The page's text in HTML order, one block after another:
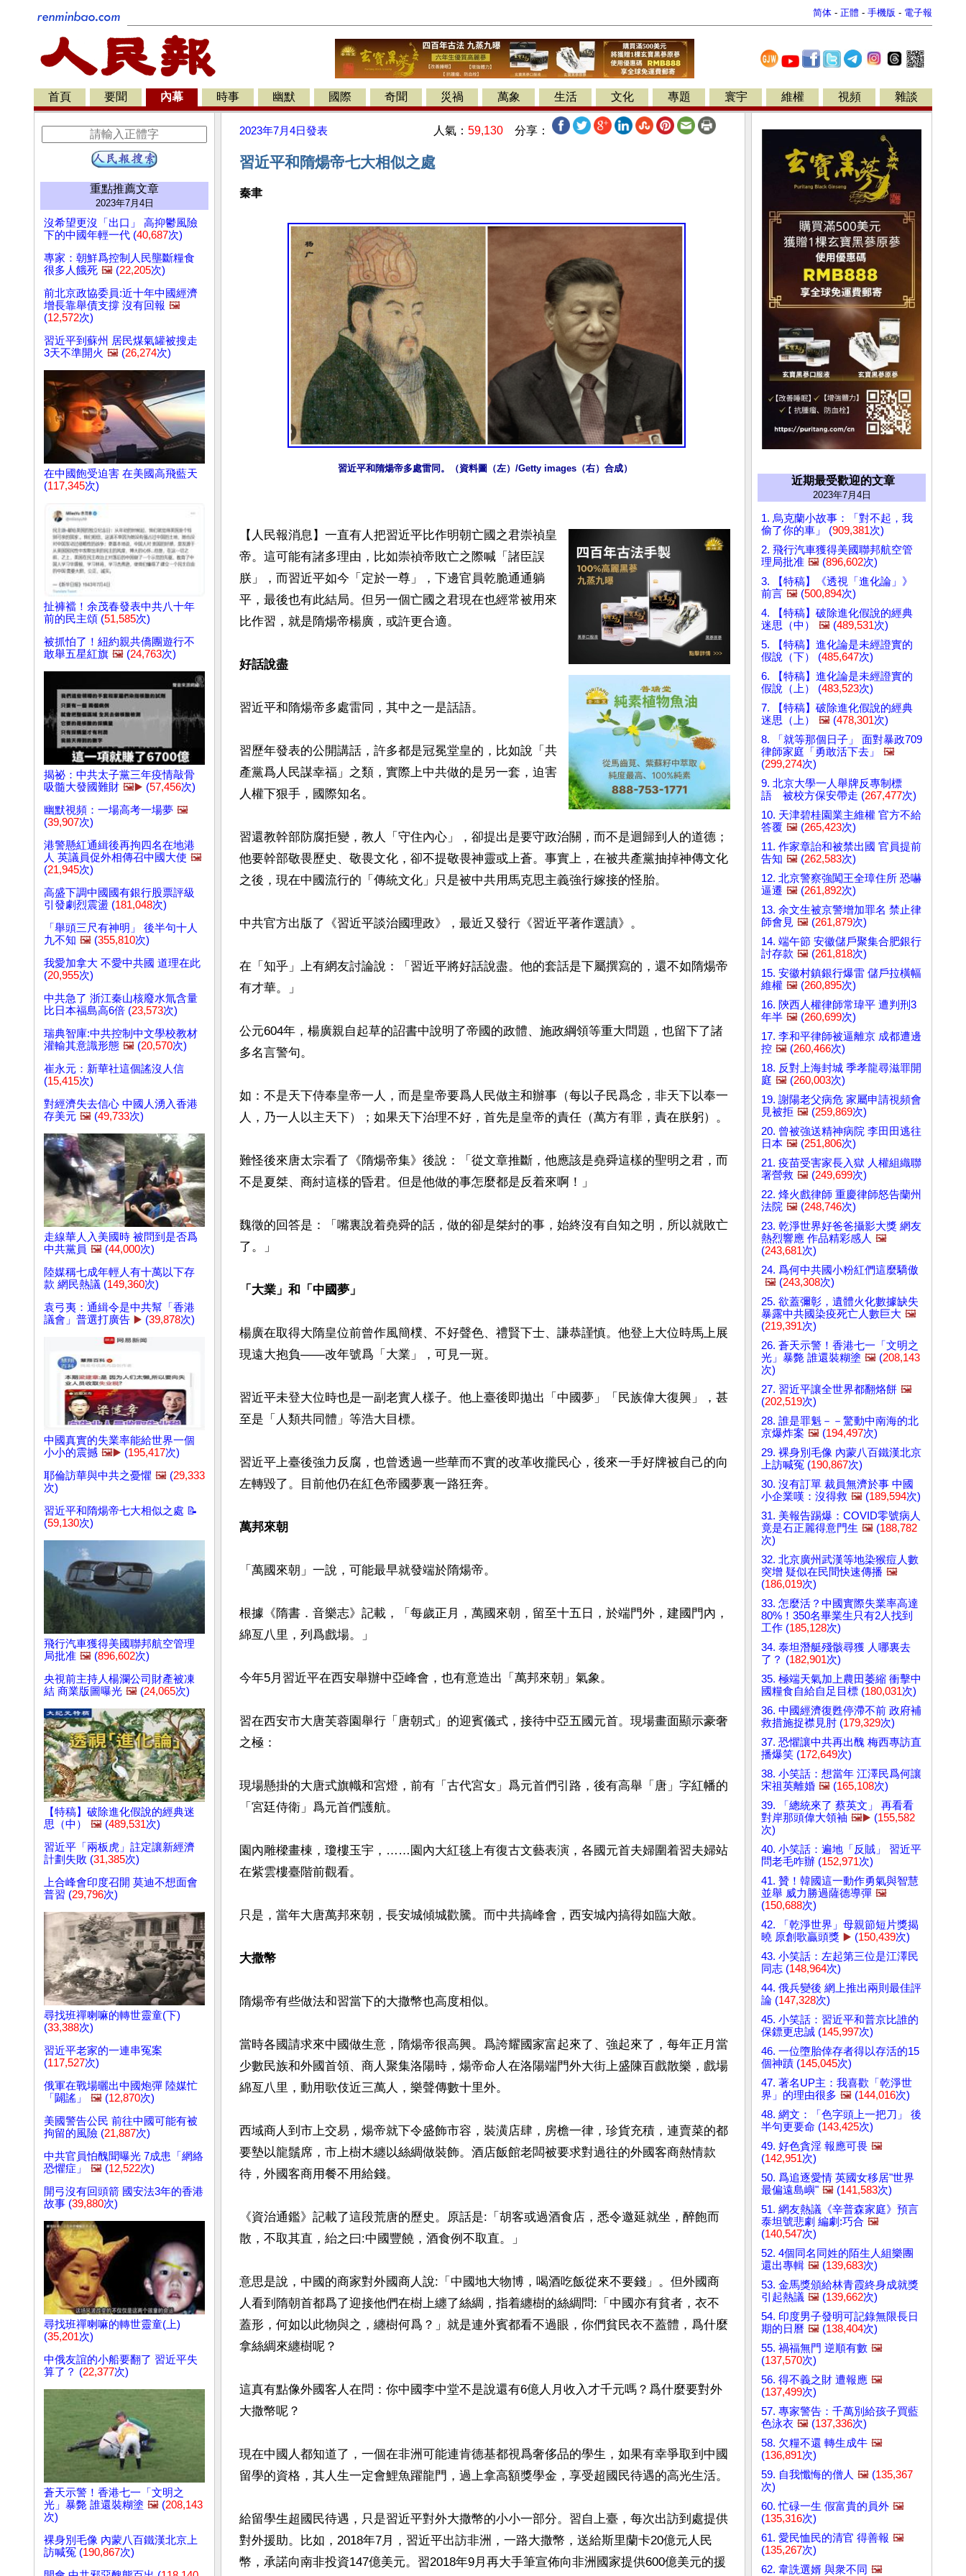
简体 - 正體 - 手機版 - 電子報
首頁 要聞 內幕 時事 幽默 國際 奇聞 災禍 萬象 生活 文化 專題 寰宇 維權 視頻 雜談
重點推薦文章
2023年7月4日
沒希望更沒「出口」 高抑鬱風險
下的中國年輕一代 (40,687次)
專家：朝鮮爲控制人民壟斷糧食
很多人餓死 🖼️ (22,205次)
前北京政協委員:近十年中國經濟
增長靠舉債支撐 沒有回報 🖼️
(12,572次)
習近平到蘇州 居民煤氣罐被搜走
3天不準開火 🖼️ (26,274次)
在中國飽受迫害 在美國高飛藍天
(117,345次)
扯褲襠！余茂春發表中共八十年
前的民主頌 (51,585次)
被抓怕了！紐約親共僑團遊行不
敢舉五星紅旗 🖼️ (24,763次)
揭祕：中共太子黨三年疫情敲骨
吸髓大發國難財 🖼️▶️ (57,456次)
幽默視頻：一場高考一場夢 🖼️
(39,907次)
港警懸紅通緝後再拘四名在地港
人 英議員促外相傳召中國大使 🖼️
(21,945次)
高盛下調中國國有銀行股票評級
引發劇烈震盪 (181,048次)
「舉頭三尺有神明」 後半句十人
九不知 🖼️ (355,810次)
我愛加拿大 不愛中共國 道理在此
(20,955次)
中共急了 浙江秦山核廢水氚含量
比日本福島高6倍 (23,573次)
瑞典智庫:中共控制中文學校教材
灌輸其意識形態 🖼️ (20,570次)
崔永元：新華社這個謠沒人信
(15,415次)
對經濟失去信心 中國人湧入香港
存美元 🖼️ (49,733次)
走線華人入美國時 被問到是否爲
中共黨員 🖼️ (44,000次)
陸媒稱七成年輕人有十萬以下存
款 網民熱議 (149,360次)
袁弓夷：通緝令是中共幫「香港
議會」普選打廣告 ▶️ (39,878次)
中國真實的失業率能給世界一個
小小的震撼 🖼️▶️ (195,417次)
耶倫訪華與中共之憂懼 🖼️ (29,333
次)
習近平和隋煬帝七大相似之處 📝
(59,130次)
飛行汽車獲得美國聯邦航空管理
局批准 🖼️ (896,602次)
央視前主持人楊瀾公司財產被凍
結 商業版圖曝光 🖼️ (24,065次)
【特稿】破除進化假說的經典迷
思（中）
🖼️ (489,531次)
習近平「兩板虎」註定讓新經濟
計劃失敗 (31,385次)
上合峰會印度召開 莫迪不想面會
普習 (29,796次)
尋找班禪喇嘛的轉世靈童(下)
(33,388次)
習近平老家的一連串冤案
(117,527次)
俄軍在戰場曬出中國炮彈 陸媒忙
「闢謠」
🖼️ (12,870次)
美國警告公民 前往中國可能有被
拘留的風險 (21,887次)
中共官員怕醜聞曝光 7成患「網絡
恐懼症」
🖼️ (12,522次)
開弓沒有回頭箭 國安法3年的香港
故事 (39,880次)
尋找班禪喇嘛的轉世靈童(上)
(35,201次)
中俄友誼的小船要翻了 習近平失
算了？ (22,377次)
蒼天示警！香港七一「文明之
光」暴斃 誰還裝糊塗 🖼️ (208,143
次)
裸身別毛像 內蒙八百鐵漢北京上
訪喊冤 (190,867次)
2023年7月4日發表 人氣： 59,130 分享：
習近平和隋煬帝七大相似之處
秦聿
習近平和隋煬帝多處雷同。（資料圖（左）/Getty images（右）合成）
【人民報消息】一直有人把習近平比作明朝亡國之君崇禎皇
帝。這可能有諸多理由，比如崇禎帝敗亡之際喊「諸臣誤
朕」，而習近平如今「定於一尊」，下邊官員乾脆通通躺
平，最後也有此結局。但另一個亡國之君現在也經常被用來
比作習，就是隋煬帝楊廣，或許更合適。
好話說盡
習近平和隋煬帝多處雷同，其中之一是話語。
習歷年發表的公開講話，許多都是冠冕堂皇的，比如說「共
產黨爲人民謀幸福」之類，實際上中共做的是另一套，迫害
人權下狠手，國際知名。
習還教幹部防腐拒變，教人「守住內心」，卻提出是要守政治關，而不是迴歸到人的道德；
他要幹部敬畏歷史、敬畏文化，卻不提敬畏神靈或上蒼。事實上，在被共產黨抽掉神傳文化
之後，現在中國流行的「傳統文化」只是被中共用馬克思主義強行嫁接的怪胎。
中共官方出版了《習近平談治國理政》，最近又發行《習近平著作選讀》。
在「知乎」上有網友討論說：「習近平將好話說盡。他的套話是下屬撰寫的，還不如隋煬帝
有才華。」
公元604年，楊廣親自起草的詔書中說明了帝國的政體、施政綱領等重大問題，也留下了諸
多名言警句。
如：不是天下侍奉皇帝一人，而是皇帝要爲人民做主和辦事（每以子民爲念，非天下以奉一
人，乃一人以主天下）；如果天下治理不好，首先是皇帝的責任（萬方有罪，責在朕躬）。
難怪後來唐太宗看了《隋煬帝集》後說：「從文章推斷，他應該是堯舜這樣的聖明之君，而
不是夏桀、商紂這樣的昏君。但是他做的事怎麼都是反着來啊！」
魏徵的回答是：「嘴裏說着堯舜的話，做的卻是桀紂的事，始終沒有自知之明，所以就敗亡
了。」
「大業」和「中國夢」
楊廣在取得大隋皇位前曾作風簡樸、不好聲色、禮賢下士、謙恭謹慎。他登上大位時馬上展
現遠大抱負——改年號爲「大業」，可見一斑。
習近平未登大位時也是一副老實人樣子。他上臺後即拋出「中國夢」「民族偉大復興」，甚
至是「人類共同體」等浩大目標。
習近平上臺後強力反腐，也曾透過一些華而不實的改革收攏民心，後來一手好牌被自己的向
左轉毀了。目前他仍在紅色帝國夢裏一路狂奔。
萬邦來朝
「萬國來朝」一說，可能最早就發端於隋煬帝。
根據《隋書．音樂志》記載，「每歲正月，萬國來朝，留至十五日，於端門外，建國門內，
綿亙八里，列爲戲場。」
今年5月習近平在西安舉辦中亞峰會，也有意造出「萬邦來朝」氣象。
習在西安市大唐芙蓉園舉行「唐朝式」的迎賓儀式，接待中亞五國元首。現場畫面顯示豪奢
之極：
現場懸掛的大唐式旗幟和宮燈，前有「古代宮女」爲元首們引路，後有高舉「唐」字紅幡的
「宮廷侍衛」爲元首們護航。
園內雕樑畫棟，瓊樓玉宇，……園內大紅毯上有復古文藝表演，各國元首夫婦圍着習夫婦站
在紫雲樓臺階前觀看。
只是，當年大唐萬邦來朝，長安城傾城歡騰。而中共搞峰會，西安城內搞得如臨大敵。
大撒幣
隋煬帝有些做法和習當下的大撒幣也高度相似。
當時各國請求來中國做生意，隋煬帝很高興。爲誇耀國家富起來了、強起來了，每年正月當
少數民族和外國首領、商人聚集洛陽時，煬帝命人在洛陽端門外大街上盛陳百戲散樂，戲場
綿亙八里，動用歌伎近三萬人，樂聲傳數十里外。
西域商人到市上交易，煬帝就下令盛飾市容，裝潢店肆，房檐一律，珍貨充積，連賣菜的都
要墊以龍鬚席，市上樹木纏以絲綢做裝飾。酒店飯館老闆被要求對過往的外國客商熱情款
待，外國客商用餐不用給錢。
《資治通鑑》記載了這段荒唐的歷史。原話是:「胡客或過酒食店，悉令邀延就坐，醉飽而
散，不取其直，紿之曰:中國豐饒，酒食例不取直。」
意思是說，中國的商家對外國商人說:「中國地大物博，喝酒吃飯從來不要錢」。但外國商
人看到隋朝首都爲了迎接他們在樹上纏了絲綢，指着纏樹的絲綢問:「中國亦有貧者，衣不
蓋形，何如以此物與之，纏樹何爲？」就是連外賓都看不過眼，你們貧民衣不蓋體，爲什麼
拿絲綢來纏樹呢？
這真有點像外國客人在問：你中國李中堂不是說還有6億人月收入才千元嗎？爲什麼要對外
大撒幣呢？
現在中國人都知道了，一個在非洲可能連肯德基都視爲奢侈品的學生，如果有幸爭取到中國
留學的資格，其人生一定會鯉魚躍龍門，過上拿高額獎學金，享受超國民待遇的高光生活。
給留學生超國民待遇，只是習近平對外大撒幣的小小一部分。習自上臺，每次出訪到處提供
對外援助。比如，2018年7月，習近平出訪非洲，一路大撒幣，送給斯里蘭卡20億元人民
幣，承諾向南非投資147億美元。習2018年9月再大手筆宣佈向非洲國家提供600億美元的援
近期最受歡迎的文章
2023年7月4日
1. 烏克蘭小故事：「對不起，我
偷了你的車」 (909,381次)
2. 飛行汽車獲得美國聯邦航空管
理局批准 🖼️ (896,602次)
3. 【特稿】《透視「進化論」》
前言 🖼️ (500,894次)
4. 【特稿】破除進化假說的經典
迷思（中）
🖼️ (489,531次)
5. 【特稿】進化論是未經證實的
假說（下） (485,647次)
6. 【特稿】進化論是未經證實的
假說（上） (483,523次)
7. 【特稿】破除進化假說的經典
迷思（上）
🖼️ (478,301次)
8. 「就等那個日子」 面對暴政709
律師家庭「勇敢活下去」
🖼️
(299,274次)
9. 北京大學一人舉牌反專制標
語 被校方保安帶走 (267,477次)
10. 天津碧桂園業主維權 官方不給
答覆 🖼️ (265,423次)
11. 作家章詒和被禁出國 官員提前
告知 🖼️ (262,583次)
12. 北京警察強闖王全璋住所 恐嚇
逼遷 🖼️ (261,892次)
13. 余文生被京警增加罪名 禁止律
師會見 🖼️ (261,879次)
14. 端午節 安徽儲戶聚集合肥銀行
討存款 🖼️ (261,818次)
15. 安徽村鎮銀行爆雷 儲戶拉橫幅
維權 🖼️ (260,895次)
16. 陝西人權律師常瑋平 遭判刑3
年半 🖼️ (260,699次)
17. 李和平律師被逼離京 成都遭邊
控 🖼️ (260,466次)
18. 反對上海封城 季孝龍尋滋罪開
庭 🖼️ (260,003次)
19. 謝陽老父病危 家屬申請視頻會
見被拒 🖼️ (259,869次)
20. 曾被強送精神病院 李田田逃往
日本 🖼️ (251,806次)
21. 疫苗受害家長入獄 人權組織聯
署營救 🖼️ (249,699次)
22. 烽火戲律師 重慶律師怒告蘭州
法院 🖼️ (248,746次)
23. 乾淨世界好爸爸攝影大獎 網友
熱烈響應 作品精彩感人 🖼️
(243,681次)
24. 爲何中共國小粉紅們這麼驕傲
🖼️ (243,308次)
25. 欲蓋彌彰，遺體火化數據缺失
暴露中共國染疫死亡人數巨大 🖼️
(219,391次)
26. 蒼天示警！香港七一「文明之
光」暴斃 誰還裝糊塗 🖼️ (208,143
次)
27. 習近平讓全世界都翻烙餅 🖼️
(202,519次)
28. 誰是罪魁－－驚動中南海的北
京爆炸案 🖼️ (194,497次)
29. 裸身別毛像 內蒙八百鐵漢北京
上訪喊冤 (190,867次)
30. 沒有訂單 裁員無濟於事 中國
小企業嘆：沒得救 🖼️ (189,594次)
31. 美報告踢爆：COVID零號病人
竟是石正麗得意門生 🖼️ (188,782
次)
32. 北京廣州武漢等地染猴痘人數
突增 疑似在民間快速傳播 🖼️
(186,019次)
33. 怎麼活？中國實際失業率高達
80%！350名畢業生只有2人找到
工作 (185,128次)
34. 泰坦潛艇殘骸尋獲 人哪裏去
了？ (182,901次)
35. 極端天氣加上農田萎縮 衝擊中
國糧食自給自足目標 (180,031次)
36. 中國經濟復甦停滯不前 政府補
救措施捉襟見肘 (179,329次)
37. 恐懼讓中共再出醜 梅西專訪直
播爆笑 (172,649次)
38. 小笑話：想當年 江澤民爲何讓
宋祖英離婚 🖼️ (165,108次)
39. 「總統來了 蔡英文」 再看看
對岸那頭偉大領袖 🖼️▶️ (155,582
次)
40. 小笑話：遍地「反賊」 習近平
問老毛咋辦 (152,971次)
41. 贊！韓國這一動作勇氣與智慧
並舉 威力勝過薩德導彈 🖼️
(150,688次)
42. 「乾淨世界」母親節短片獎揭
曉 原創歌贏頭獎 ▶️ (150,439次)
43. 小笑話：左起第三位是江澤民
同志 (148,964次)
44. 俄兵變後 網上推出兩則最佳評
論 (147,328次)
45. 小笑話：習近平和普京比誰的
保鏢更忠誠 (145,997次)
46. 一位墮胎倖存者得以存活的15
個神蹟 (145,045次)
47. 著名UP主：我喜歡「乾淨世
界」的理由很多 🖼️ (144,016次)
48. 網文：「色字頭上一把刀」 後
半句更要命 (143,425次)
49. 好色貪淫 報應可畏 🖼️
(142,951次)
50. 爲追逐愛情 英國女移居"世界
最偏遠島嶼" 🖼️ (141,583次)
51. 網友熱議《辛普森家庭》預言
泰坦號悲劇 編劇:巧合 🖼️
(140,547次)
52. 4個同名同姓的陌生人組樂團
還出專輯 🖼️ (139,683次)
53. 金馬獎頒給林青霞終身成就獎
引起熱議 🖼️ (139,662次)
54. 印度男子發明可記錄無限長日
期的日曆 🖼️ (138,404次)
55. 禍福無門 逆順有數 🖼️
(137,570次)
56. 得不義之財 遭報應 🖼️
(137,499次)
57. 專家警告：千萬別給孩子買藍
色泳衣 🖼️ (137,336次)
58. 欠糧不還 轉生成牛 🖼️
(136,891次)
59. 自我懺悔的僧人 🖼️ (135,367
次)
60. 忙碌一生 假富貴的員外 🖼️
(135,316次)
61. 愛民恤民的清官 得善報 🖼️
(135,267次)
62. 韋詵選婿 與衆不同 🖼️